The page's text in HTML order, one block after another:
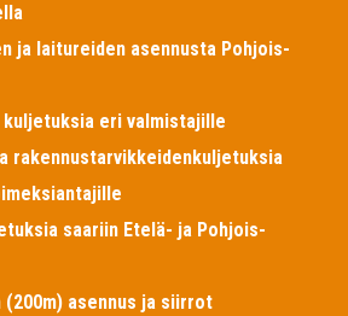
ja laitureiden asennusta Pohjois-
kuljetuksia eri valmistajille
rakennustarvikkeidenkuljetuksia
saariin Etelä- ja Pohjois-
asennus ja siirrot